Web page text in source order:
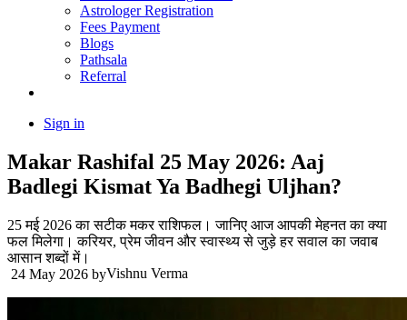
Astrologer Registration
Fees Payment
Blogs
Pathsala
Referral
Sign in
Makar Rashifal 25 May 2026: Aaj
Badlegi Kismat Ya Badhegi Uljhan?
25 मई 2026 का सटीक मकर राशिफल। जानिए आज आपकी मेहनत का क्या
फल मिलेगा। करियर, प्रेम जीवन और स्वास्थ्य से जुड़े हर सवाल का जवाब
आसान शब्दों में।
24 May 2026 byVishnu Verma